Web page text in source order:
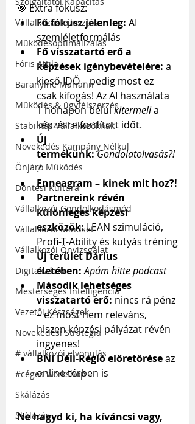
Vállalkozásfejlesztés
Működésoptimalizálás
Fóris Attila
Baranyiné Mariann
Működés & ügyfélszerzés
Stabilitás Vállalkozóknak
Növekedés Kampány Nélkül
Önjáró Működés
Döntési Kultúra
Vállalkozói Gondolkodásmód
Vállalkozói Mindset
Vállalkozói Önvizsgálat
Digitalizáció
Mesterséges Intelligencia
Vezetői Készségek
Növekedési Stratégia
# vállalkozói elvonulás
#céges workshop
Skálázás
Skálázás
🎯 Extra fókusz:
Fő fókusz jelenleg: AI
szemléletformálás
Fő visszatartó erő a
képzések igénybevételére: a
kieső IDŐ – pedig most ez
csak kifogás! Az AI használata
1 hónapon belül kitermeli a
képzésre fordított időt.
Új
termékünk: Gondolatolvasás?!
?
Enneagram – kinek mit hoz?!
Partnereink révén
különleges képzési
eszközök: LEAN szimuláció,
Profi-T-Ability és kutyás tréning
Új terület Dárius
életében: Apám hitte podcast
Második lehetséges
visszatartó erő: nincs rá pénz
– ez most nem releváns,
hiszen képzési pályázat révén
ingyenes!
BNI Déli-Régió előretörése az
online térben is
Ne hagyd ki, ha kíváncsi vagy,